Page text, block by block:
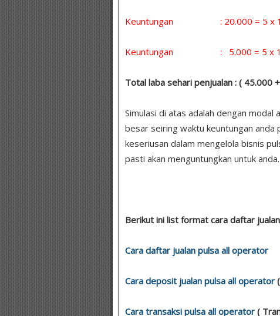
Keuntungan : 20.000 = 5 x
Keuntungan : 5.000 = 5 x
Total laba sehari penjualan : ( 45.000
Simulasi di atas adalah dengan modal
besar seiring waktu keuntungan anda
keseriusan dalam mengelola bisnis
pasti akan menguntungkan untuk anda.
Berikut ini list format cara daftar
Cara daftar jualan pulsa all operator
Cara deposit jualan pulsa all operator
Cara transaksi pulsa all operator (